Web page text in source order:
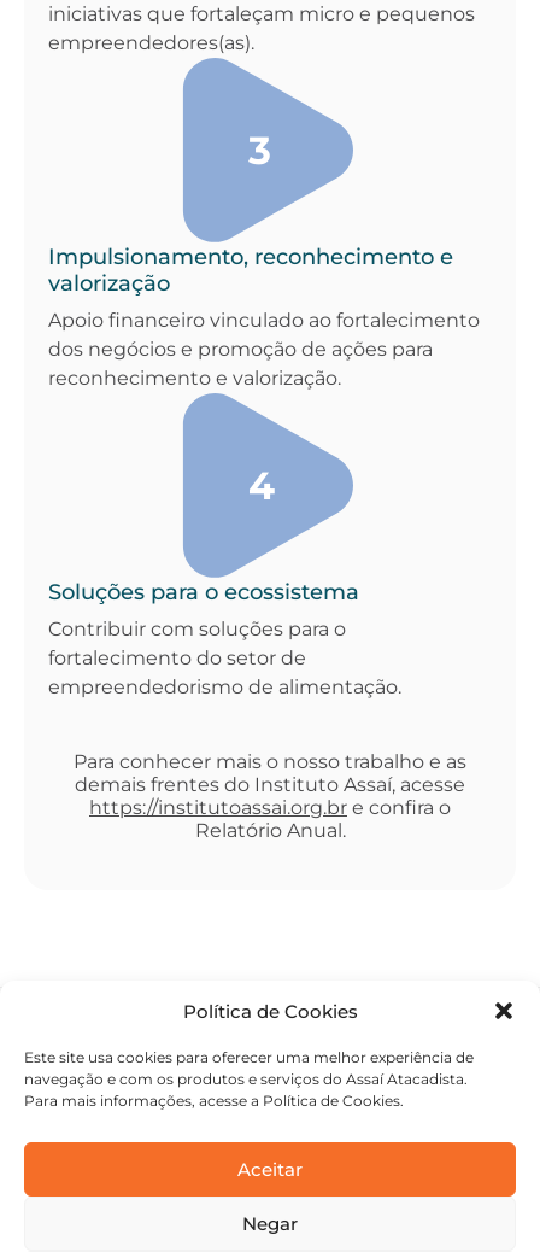
Política de Cookies
Este site usa cookies para oferecer uma melhor experiência de
navegação e com os produtos e serviços do Assaí Atacadista.
Para mais informações, acesse a Política de Cookies.
Aceitar
Negar
iniciativas que fortaleçam micro e pequenos
empreendedores(as).
3
Impulsionamento, reconhecimento e
valorização
Apoio financeiro vinculado ao fortalecimento
dos negócios e promoção de ações para
reconhecimento e valorização.
4
Soluções para o ecossistema
Contribuir com soluções para o
fortalecimento do setor de
empreendedorismo de alimentação.
Para conhecer mais o nosso trabalho e as
demais frentes do Instituto Assaí, acesse
https://institutoassai.org.br e confira o
Relatório Anual.
contato@academiaassai.com.br